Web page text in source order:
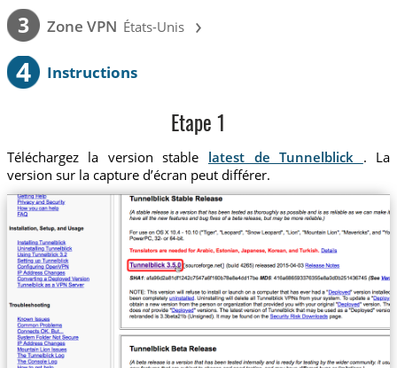
3 Zone VPN États-Unis ›
4 Instructions
Etape 1
Téléchargez la version stable latest de Tunnelblick . La
version sur la capture d’écran peut différer.